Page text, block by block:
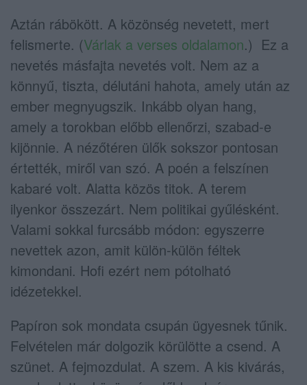
Aztán rábökött. A közönség nevetett, mert
felismerte. (Várlak a verses oldalamon.) Ez a
nevetés másfajta nevetés volt. Nem az a
könnyű, tiszta, délutáni hahota, amely után az
ember megnyugszik. Inkább olyan hang,
amely a torokban előbb ellenőrzi, szabad-e
kijönnie. A nézőtéren ülők sokszor pontosan
értették, miről van szó. A poén a felszínen
kabaré volt. Alatta közös titok. A terem
ilyenkor összezárt. Nem politikai gyűlésként.
Valami sokkal furcsább módon: egyszerre
nevettek azon, amit külön-külön féltek
kimondani. Hofi ezért nem pótolható
idézetekkel.
Papíron sok mondata csupán ügyesnek tűnik.
Felvételen már dolgozik körülötte a csend. A
szünet. A fejmozdulat. A szem. A kis kivárás,